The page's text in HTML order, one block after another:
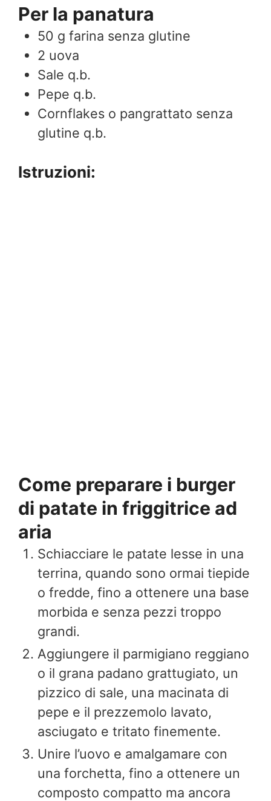
Per la panatura
50 g farina senza glutine
2 uova
Sale q.b.
Pepe q.b.
Cornflakes o pangrattato senza
glutine q.b.
Istruzioni:
Come preparare i burger
di patate in friggitrice ad
aria
Schiacciare le patate lesse in una
terrina, quando sono ormai tiepide
o fredde, fino a ottenere una base
morbida e senza pezzi troppo
grandi.
Aggiungere il parmigiano reggiano
o il grana padano grattugiato, un
pizzico di sale, una macinata di
pepe e il prezzemolo lavato,
asciugato e tritato finemente.
Unire l’uovo e amalgamare con
una forchetta, fino a ottenere un
composto compatto ma ancora